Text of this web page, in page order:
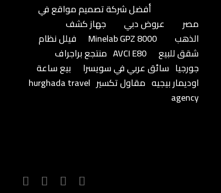
أفضل شركة تصميم مواقع في
مصر
عروض دبي
جهاز كشف
الذهب
Minelab GPZ 8000
فيلل نظام
شقق للبيع
AVCI E80 منتجع براجراف
جورجيا سائق عربي في سويسرا
بيع ساعة
اوديمار بيجيه مقاول تكسير hurghada travel
agency